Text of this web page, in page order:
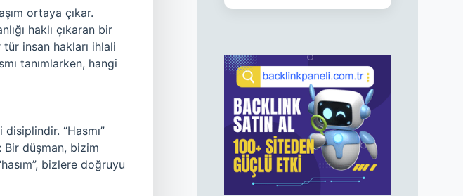
ortaya çıkar.
haklı çıkaran bir
insan hakları ihlali
tanımlarken, hangi
“Hasmı”
Bir düşman, bizim
bizlere doğruyu